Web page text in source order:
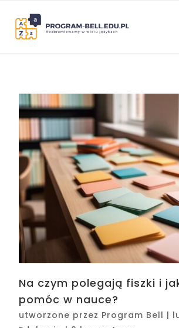
Na czym polegają fiszki i
pomóc w nauce?
utworzone przez Program Bell |